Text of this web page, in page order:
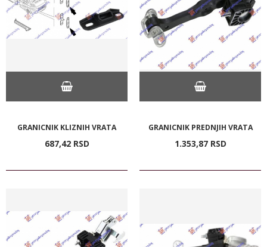
GRANICNIK KLIZNIH VRATA
687,42 RSD
GRANICNIK PREDNJIH VRATA
1.353,87 RSD